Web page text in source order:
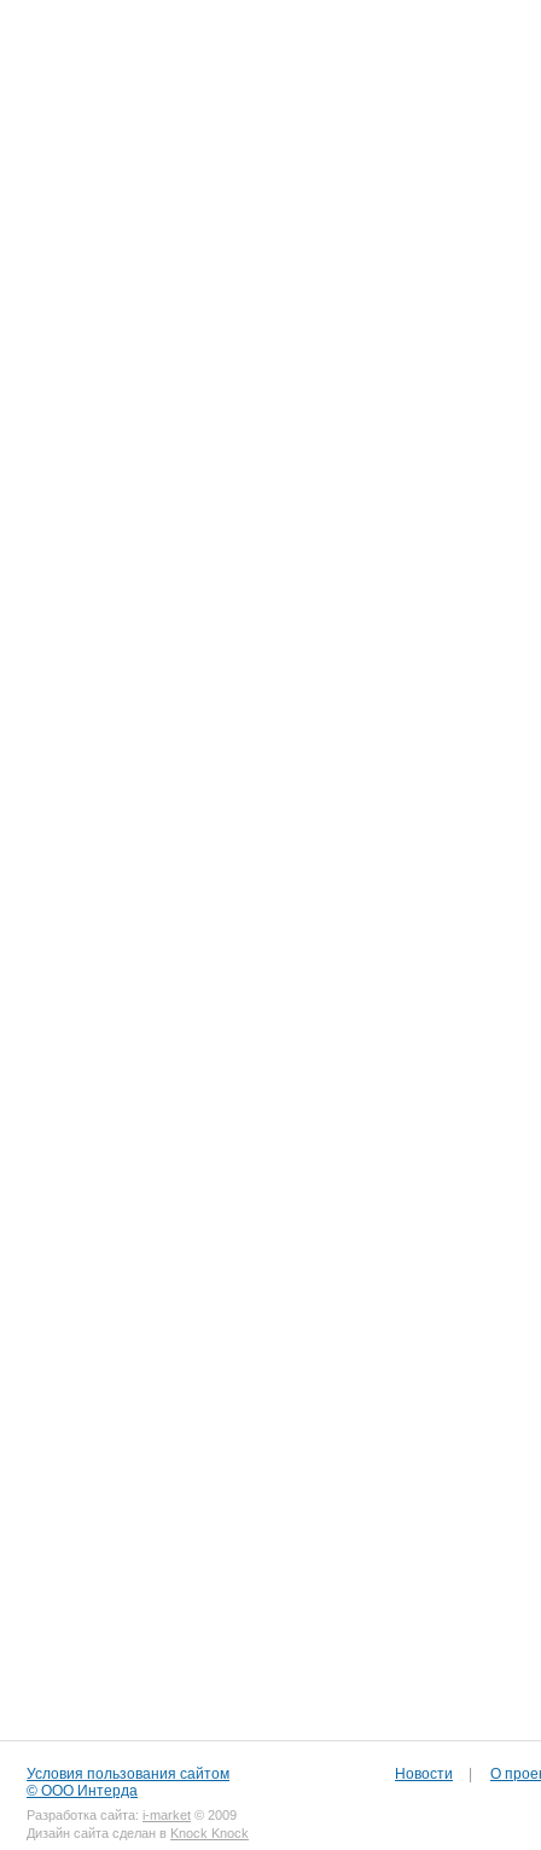
Условия пользования сайтом
© ООО Интерда
Разработка сайта: i-market © 2009
Дизайн сайта сделан в Knock Knock
Новости О